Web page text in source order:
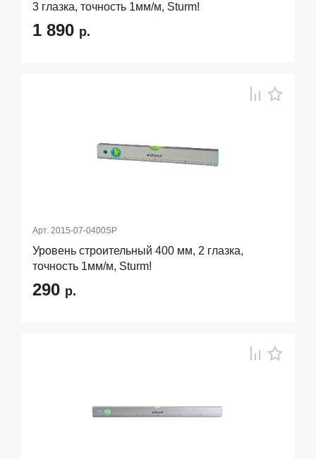
3 глазка, точность 1мм/м, Sturm!
1 890 р.
Арт. 2015-07-0400SP
Уровень строительный 400 мм, 2 глазка,
точность 1мм/м, Sturm!
290 р.